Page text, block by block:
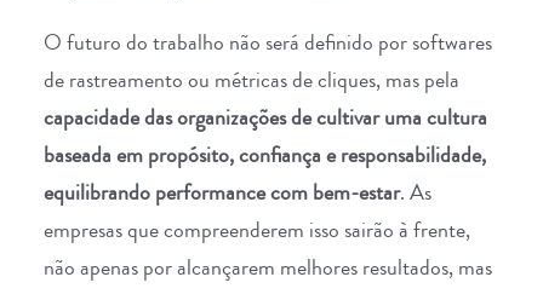
O futuro do trabalho não será definido por softwares
de rastreamento ou métricas de cliques, mas pela
capacidade das organizações de cultivar uma cultura
baseada em propósito, confiança e responsabilidade,
equilibrando performance com bem-estar. As
empresas que compreenderem isso sairão à frente,
não apenas por alcançarem melhores resultados, mas